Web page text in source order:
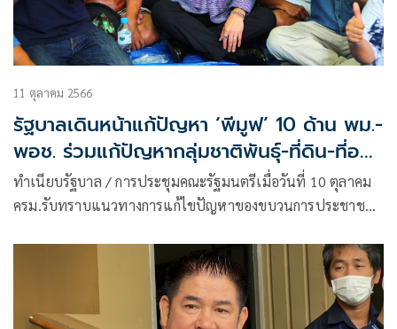
11 ตุลาคม 2566
รัฐบาลเดินหน้าแก้ปัญหา ‘พีมูฟ’ 10 ด้าน พม.-
พอช. ร่วมแก้ปัญหากลุ่มชาติพันธุ์-ที่ดิน-ที่อยู่
อาศัย
ทำเนียบรัฐบาล / การประชุมคณะรัฐมนตรีเมื่อวันที่ 10 ตุลาคม
ครม.รับทราบแนวทางการแก้ไขปัญหาของขบวนการประชาชน